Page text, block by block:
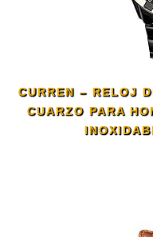
CURREN – RELOJ
CUARZO PARA